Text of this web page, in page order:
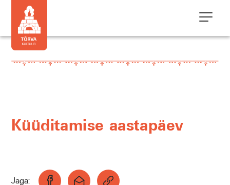
Küüditamise aastapäev
Jaga: